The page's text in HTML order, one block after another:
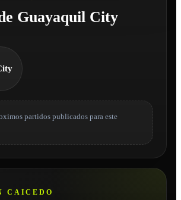
Guayaquil City
partidos publicados para este
CAICEDO